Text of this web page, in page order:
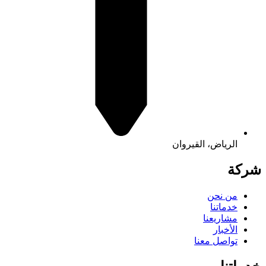
الرياض، القيروان
شركة
من نحن
خدماتنا
مشاريعنا
الأخبار
تواصل معنا